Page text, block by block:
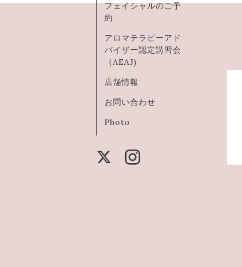
フェイシャルのご予
約
アロマテラピーアド
バイザー認定講習会
（AEAJ)
店舗情報
お問い合わせ
Photo